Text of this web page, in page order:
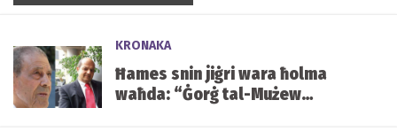
KRONAKA
Ħames snin jiġri wara ħolma
waħda: “Ġorġ tal-Mużew